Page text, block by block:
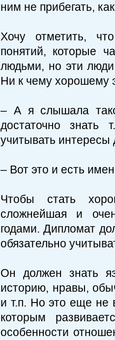
ним не прибегать,
Хочу отметить,
понятий, которые
людьми, но эти
Ни к чему хорошему
– А я слышала
достаточно
учитывать интересы
– Вот это и есть
Чтобы стать
сложнейшая и
годами. Дипломат
обязательно
Он должен знать
историю, нравы,
и т.п. Но это еще не
которым
особенности